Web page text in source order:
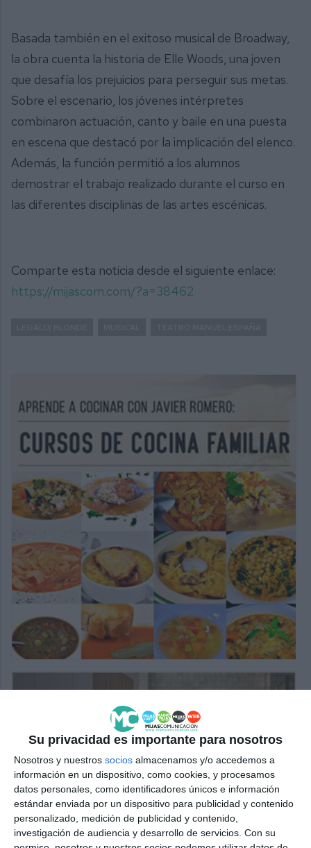
Su privacidad es importante para nosotros
Nosotros y nuestros socios almacenamos y/o accedemos a
información en un dispositivo, como cookies, y procesamos
datos personales, como identificadores únicos e información
estándar enviada por un dispositivo para publicidad y contenido
personalizado, medición de publicidad y contenido,
investigación de audiencia y desarrollo de servicios. Con su
Basada también en el exitoso musical de Broadway,
la obra cuenta la historia de Elle Woods, una joven
que desafía los prejuicios para perseguir sus metas.
Sobre el escenario, los jóvenes intérpretes
combinaron actuación, canto y baile en una puesta
en escena que destacó por la implicación del elenco.
Además, la función permitió a los alumnos
demostrar el trabajo realizado durante el curso en
las diferentes disciplinas de las artes escénicas.
Comparte esta noticia desde el siguiente enlace:
https://mijascom.com/?a=38462